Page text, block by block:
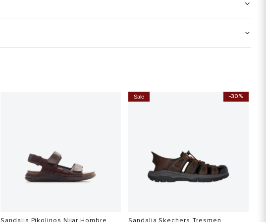
Sandalia Pikolinos Nijar Hombre
-30%
Sale
Sandalia Skechers Tresmen